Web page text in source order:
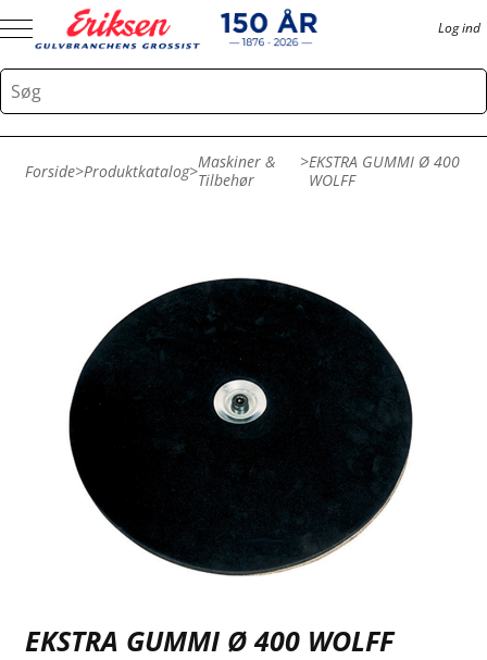
Log ind
Forside>Produktkatalog>Maskiner &
Tilbehør
>EKSTRA GUMMI Ø 400
WOLFF
EKSTRA GUMMI Ø 400 WOLFF